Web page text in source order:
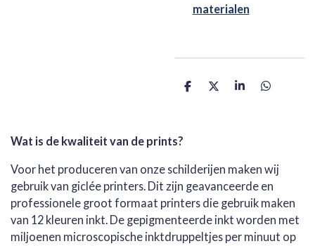
materialen
D
D
S
D
Wat is de kwaliteit van de prints?
Voor het produceren van onze schilderijen maken wij
gebruik van giclée printers. Dit zijn geavanceerde en
professionele groot formaat printers die gebruik maken
van 12 kleuren inkt. De gepigmenteerde inkt worden met
miljoenen microscopische inktdruppeltjes per minuut op